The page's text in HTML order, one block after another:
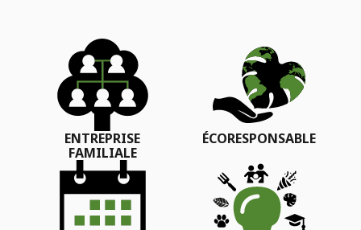
ENTREPRISE
FAMILIALE
ÉCORESPONSABLE